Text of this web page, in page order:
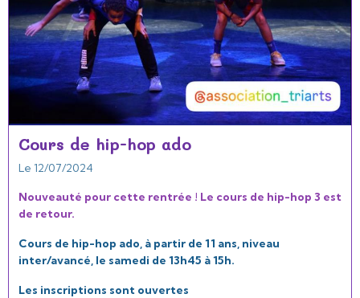
Cours de hip-hop ado
Le 12/07/2024
Nouveauté pour cette rentrée ! Le cours de hip-hop 3 est
de retour.
Cours de hip-hop ado, à partir de 11 ans, niveau
inter/avancé, le samedi de 13h45 à 15h.
Les inscriptions sont ouvertes